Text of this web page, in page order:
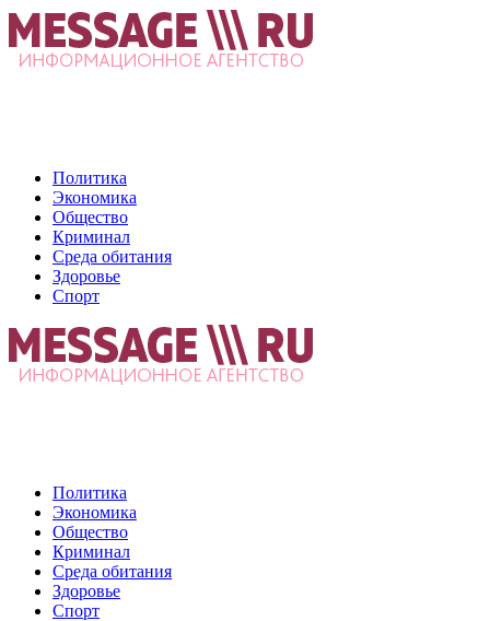
Политика
Экономика
Общество
Криминал
Среда обитания
Здоровье
Спорт
Политика
Экономика
Общество
Криминал
Среда обитания
Здоровье
Спорт